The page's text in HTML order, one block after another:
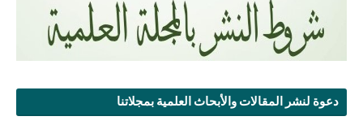
دعوة لنشر المقالات والأبحاث العلمية بمجلاتنا